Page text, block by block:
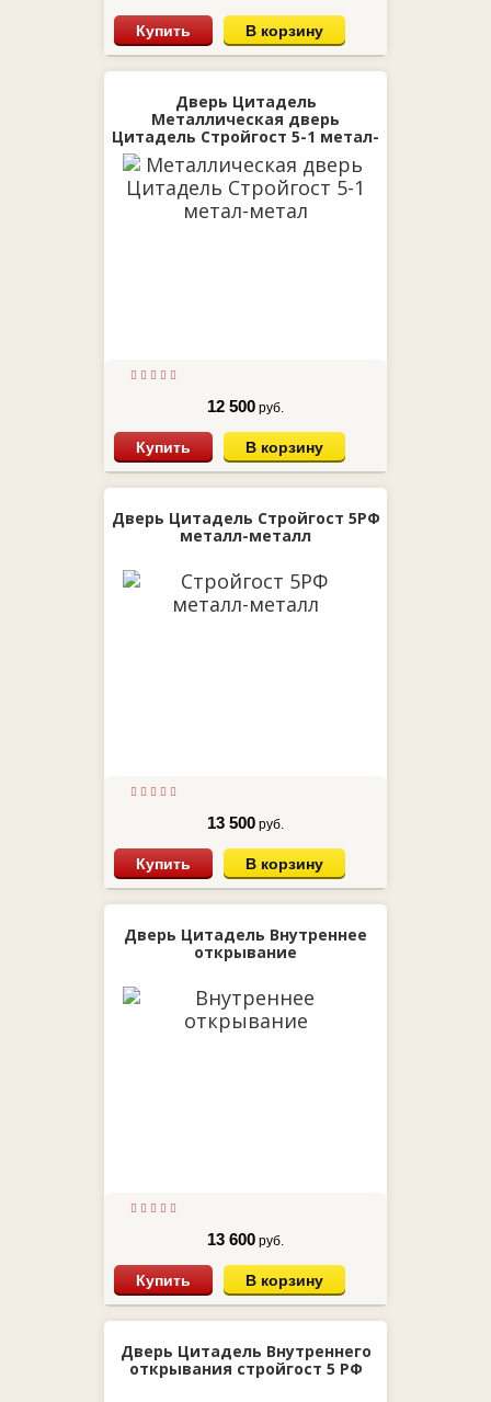
Купить В корзину
Дверь Цитадель
Металлическая дверь
Цитадель Стройгост 5-1 метал-
12 500 руб.
Купить В корзину
Дверь Цитадель Стройгост 5РФ
металл-металл
13 500 руб.
Купить В корзину
Дверь Цитадель Внутреннее
открывание
13 600 руб.
Купить В корзину
Дверь Цитадель Внутреннего
открывания стройгост 5 РФ